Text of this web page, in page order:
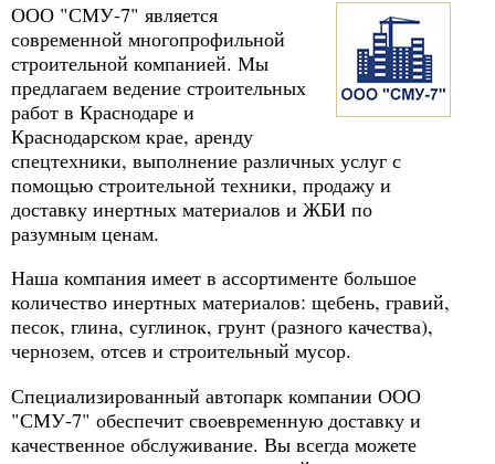
ООО "СМУ-7" является
современной многопрофильной
строительной компанией. Мы
предлагаем ведение строительных
работ в Краснодаре и
Краснодарском крае, аренду
спецтехники, выполнение различных услуг с
помощью строительной техники, продажу и
доставку инертных материалов и ЖБИ по
разумным ценам.
Наша компания имеет в ассортименте большое
количество инертных материалов: щебень, гравий,
песок, глина, суглинок, грунт (разного качества),
чернозем, отсев и строительный мусор.
Специализированный автопарк компании ООО
"СМУ-7" обеспечит своевременную доставку и
качественное обслуживание. Вы всегда можете